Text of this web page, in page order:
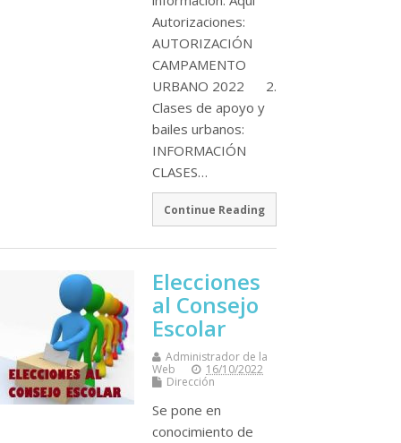
Autorizaciones:
AUTORIZACIÓN
CAMPAMENTO
URBANO 2022 2.
Clases de apoyo y
bailes urbanos:
INFORMACIÓN
CLASES…
Continue Reading
Elecciones
al Consejo
Escolar
Administrador de la
Web
16/10/2022
Dirección
Se pone en
conocimiento de